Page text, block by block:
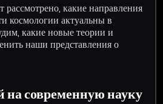
рассмотрено, какие направления
космологии актуальны в
какие новые теории и
наши представления о
на современную науку